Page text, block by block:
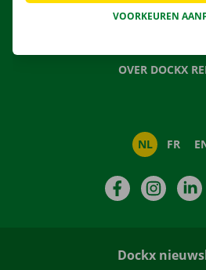
OVER DOCKX
NL FR
Facebook
Dockx
VOORKEUREN